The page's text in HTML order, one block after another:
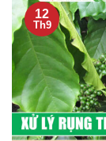
12
Th9